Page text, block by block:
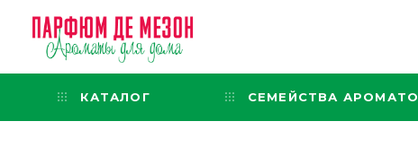
КАТАЛОГ СЕМЕЙСТВА